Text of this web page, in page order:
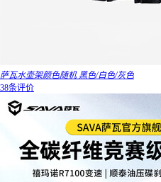
萨瓦水壶架颜色随机 黑色/白色/灰色
38条评价